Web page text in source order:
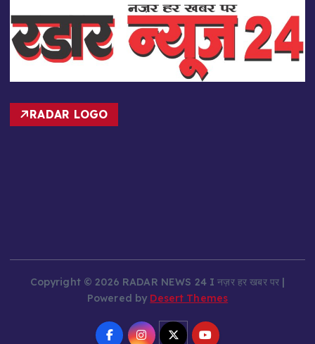
RADAR LOGO
Copyright © 2026 RADAR NEWS 24 I नज़र हर खबर पर |
Powered by Desert Themes